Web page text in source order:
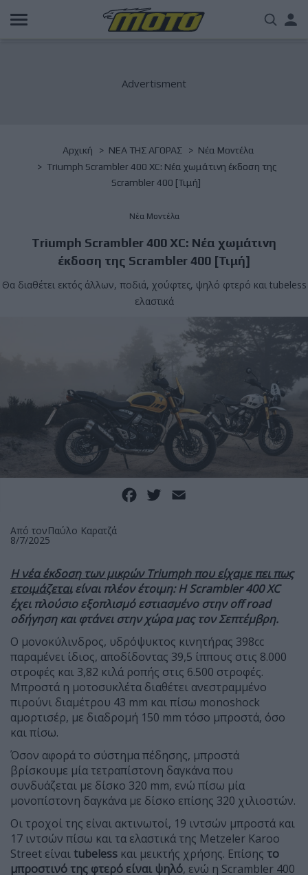
Παράκαμψη
προς
Breadcrumb
Αρχική NΕΑ ΤΗΣ ΑΓΟΡΑΣ
Νέα Μοντέλα
Triumph Scrambler 400 XC: Νέα χωμάτινη έκδοση της
Scrambler 400 [Τιμή]
Νέα Μοντέλα
Triumph Scrambler 400 XC: Νέα χωμάτινη
έκδοση της Scrambler 400 [Τιμή]
Θα διαθέτει εκτός άλλων, ποδιά, χούφτες, ψηλό φτερό και tubeless
ελαστικά
Facebook
Twitter
Από τονΠαύλο Καρατζά
8/7/2025
Η νέα έκδοση των μικρών Triumph που είχαμε πει πως
ετοιμάζεταιείναι πλέον έτοιμη: Η Scrambler 400 XC
έχει πλούσιο εξοπλισμό εστιασμένο στηνoffroad
οδήγηση και φτάνει στην χώρα μας τον Σεπτέμβρη.
Ο μονοκύλινδρος, υδρόψυκτος κινητήρας 398cc
παραμένει ίδιος, αποδίδοντας 39,5 ίππους στις 8.000
στροφές και 3,82 κιλά ροπής στις 6.500 στροφές.
Μπροστά η μοτοσυκλέτα διαθέτει ανεστραμμένο
πιρούνι διαμέτρου 43 mm και πίσω monoshock
αμορτισέρ, με διαδρομή 150 mm τόσο μπροστά, όσο
και πίσω.
Όσον αφορά το σύστημα πέδησης, μπροστά
βρίσκουμε μία τετραπίστονη δαγκάνα που
συνδυάζεται με δίσκο 320 mm, ενώ πίσω μία
μονοπίστονη δαγκάνα με δίσκο επίσης 320 χιλιοστών.
Οι τροχοί της είναι ακτινωτοί, 19 ιντσών μπροστά και
17 ιντσών πίσω και τα ελαστικά της Metzeler Karoo
Street είναιtubeless και μεικτής χρήσης. Επίσης το
μπροστινό της φτερό είναι ψηλό, ενώ η Scrambler 400